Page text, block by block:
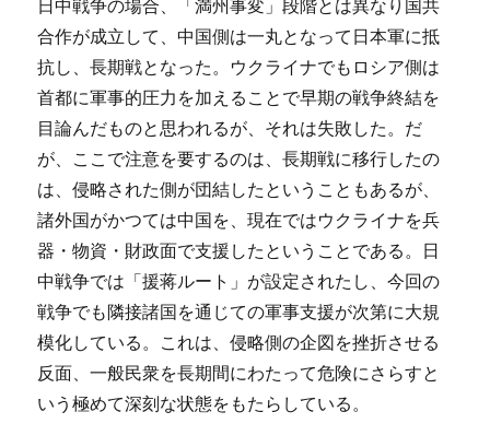
日中戦争の場合、「満州事変」段階とは異なり国共
合作が成立して、中国側は一丸となって日本軍に抵
抗し、長期戦となった。ウクライナでもロシア側は
首都に軍事的圧力を加えることで早期の戦争終結を
目論んだものと思われるが、それは失敗した。だ
が、ここで注意を要するのは、長期戦に移行したの
は、侵略された側が団結したということもあるが、
諸外国がかつては中国を、現在ではウクライナを兵
器・物資・財政面で支援したということである。日
中戦争では「援蒋ルート」が設定されたし、今回の
戦争でも隣接諸国を通じての軍事支援が次第に大規
模化している。これは、侵略側の企図を挫折させる
反面、一般民衆を長期間にわたって危険にさらすと
いう極めて深刻な状態をもたらしている。